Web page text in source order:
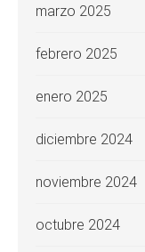
marzo 2025
febrero 2025
enero 2025
diciembre 2024
noviembre 2024
octubre 2024